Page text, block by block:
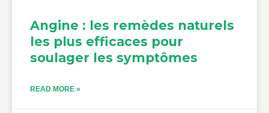
Angine : les remèdes naturels
les plus efficaces pour
soulager les symptômes
READ MORE »